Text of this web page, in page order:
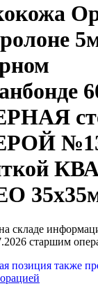
складе
старшим
позиция также